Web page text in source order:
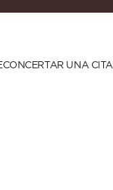
CONCERTAR UNA CITA